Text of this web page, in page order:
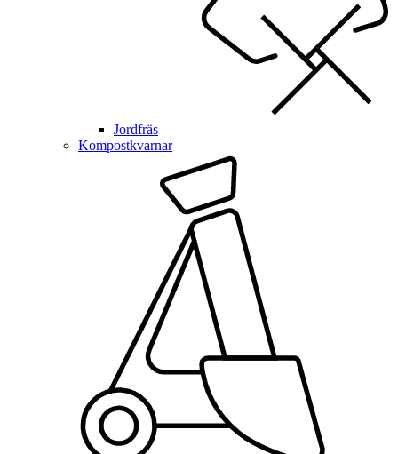
Jordfräs
Kompostkvarnar